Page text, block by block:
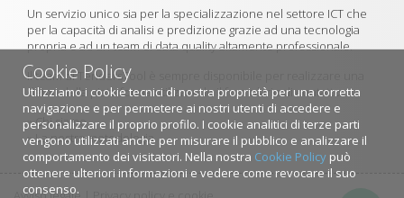
Cookie Policy
Utilizziamo i cookie tecnici di nostra proprietà per una corretta
navigazione e per permetere ai nostri utenti di accedere e
personalizzare il proprio profilo. I cookie analitici di terze parti
vengono utilizzati anche per misurare il pubblico e analizzare il
comportamento dei visitatori. Nella nostra Cookie Policy può
ottenere ulteriori informazioni e vedere come revocare il suo
consenso.
Un servizio unico sia per la specializzazione nel settore ICT che
per la capacità di analisi e predizione grazie ad una tecnologia
propria e ad un team di data quality altamente professionale.
Il team di TendersTool è sempre disponibile per realizzare una
demo della piattaforma utilizzando il formulario di contatto.
»Chi siamo
»La nostra metodologia